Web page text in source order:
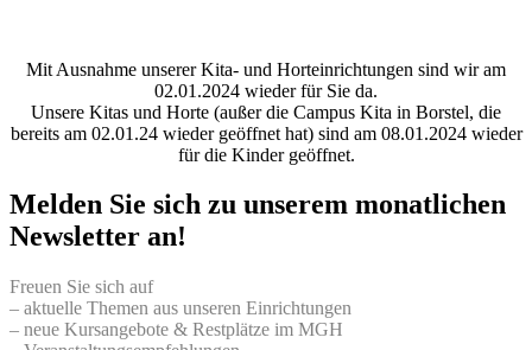
Mit Ausnahme unserer Kita- und Horteinrichtungen sind wir am
02.01.2024 wieder für Sie da.
Unsere Kitas und Horte (außer die Campus Kita in Borstel, die
bereits am 02.01.24 wieder geöffnet hat) sind am 08.01.2024 wieder
für die Kinder geöffnet.
Melden Sie sich zu unserem monatlichen
Newsletter an!
Freuen Sie sich auf
– aktuelle Themen aus unseren Einrichtungen
– neue Kursangebote & Restplätze im MGH